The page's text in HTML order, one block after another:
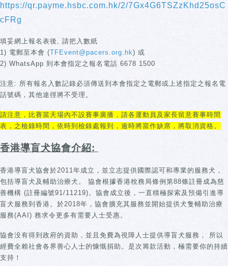
https://qr.payme.hsbc.com.hk/2/7Gx4G6TSZzKhd25osC
cFRg
填妥網上報名表後, 請把入數紙
1) 電郵至本會 (TFEvent@pacers.org.hk) 或
2) WhatsApp 到本會指定之報名電話 6678 1500
注意: 所有報名入數記錄必須傳送到本會指定之電郵或上述指定之報名電
話號碼，其他途徑將不受理。
請注意，比賽當天場內不設賽事廣播，請各運動員及家長留意賽事時間
表，之檢錄時間，依時到檢錄處報到，逾時將當作缺席，將取消資格。
香港導盲犬協會介紹:
香港導盲犬協會於2011年成立，並立志提供國際認可和專業的服務犬，
包括導盲犬及輔助治療犬。 協會根據香港稅務局條例第88條註冊成為慈
善機構 (註冊編號91/11219)。協會成立後，一直積極探索及預備引進導
盲犬服務到香港。於2018年，協會擴充其服務並開始提供犬隻輔助治療
服務(AAI) 務求令更多有需要人士受惠。
協會没有得到政府的資助，並且免費為視障人士提供導盲犬服務， 所以
經費全賴社會各界善心人士的慷慨捐助。是次籌款活動，極需要你的持續
支持！